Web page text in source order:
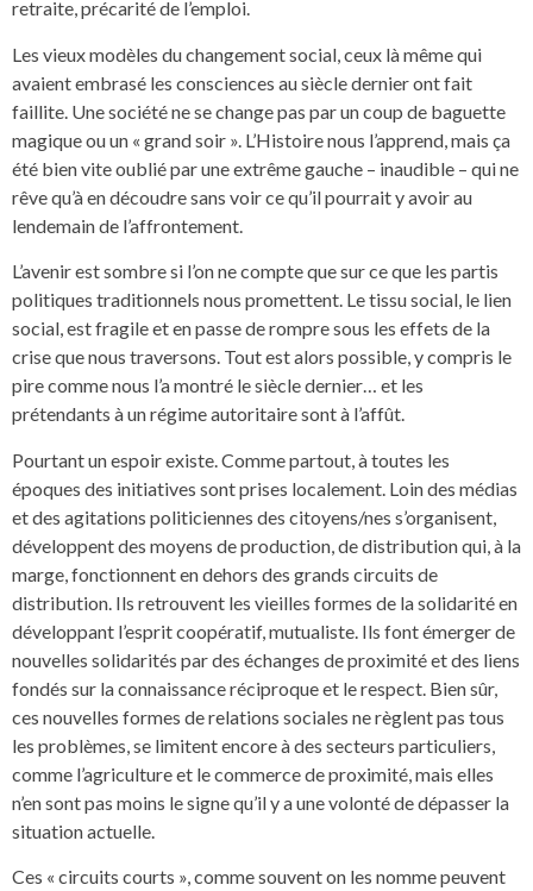
retraite, précarité de l’emploi.
Les vieux modèles du changement social, ceux là même qui
avaient embrasé les consciences au siècle dernier ont fait
faillite. Une société ne se change pas par un coup de baguette
magique ou un « grand soir ». L’Histoire nous l’apprend, mais ça
été bien vite oublié par une extrême gauche – inaudible – qui ne
rêve qu’à en découdre sans voir ce qu’il pourrait y avoir au
lendemain de l’affrontement.
L’avenir est sombre si l’on ne compte que sur ce que les partis
politiques traditionnels nous promettent. Le tissu social, le lien
social, est fragile et en passe de rompre sous les effets de la
crise que nous traversons. Tout est alors possible, y compris le
pire comme nous l’a montré le siècle dernier… et les
prétendants à un régime autoritaire sont à l’affût.
Pourtant un espoir existe. Comme partout, à toutes les
époques des initiatives sont prises localement. Loin des médias
et des agitations politiciennes des citoyens/nes s’organisent,
développent des moyens de production, de distribution qui, à la
marge, fonctionnent en dehors des grands circuits de
distribution. Ils retrouvent les vieilles formes de la solidarité en
développant l’esprit coopératif, mutualiste. Ils font émerger de
nouvelles solidarités par des échanges de proximité et des liens
fondés sur la connaissance réciproque et le respect. Bien sûr,
ces nouvelles formes de relations sociales ne règlent pas tous
les problèmes, se limitent encore à des secteurs particuliers,
comme l’agriculture et le commerce de proximité, mais elles
n’en sont pas moins le signe qu’il y a une volonté de dépasser la
situation actuelle.
Ces « circuits courts », comme souvent on les nomme peuvent